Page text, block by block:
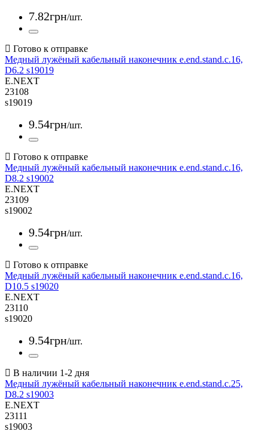
7.82грн/шт.
Медный лужёный кабельный наконечник e.end.stand.c.16,
D6.2 s19019
E.NEXT
23108
s19019
9.54грн/шт.
Медный лужёный кабельный наконечник e.end.stand.c.16,
D8.2 s19002
E.NEXT
23109
s19002
9.54грн/шт.
Медный лужёный кабельный наконечник e.end.stand.c.16,
D10.5 s19020
E.NEXT
23110
s19020
9.54грн/шт.
Медный лужёный кабельный наконечник e.end.stand.c.25,
D8.2 s19003
E.NEXT
23111
s19003